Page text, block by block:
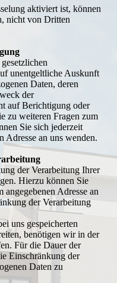
aktiviert ist, können
nicht von Dritten
unentgeltliche Auskunft
Daten, deren
der
auf Berichtigung oder
zu weiteren Fragen zum
Sie sich jederzeit
Adresse an uns wenden.
der Verarbeitung Ihrer
Hierzu können Sie
Adresse an
der Verarbeitung
uns gespeicherten
benötigen wir in der
Für die Dauer der
Einschränkung der
Daten zu